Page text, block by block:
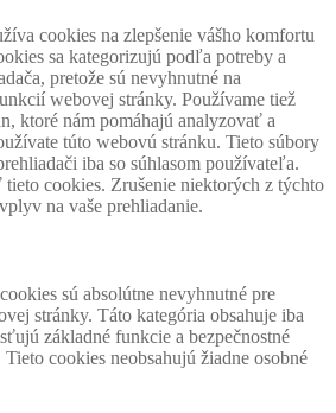
cookies na zlepšenie vášho komfortu
sa kategorizujú podľa potreby a
pretože sú nevyhnutné na
webovej stránky. Používame tiež
ktoré nám pomáhajú analyzovať a
túto webovú stránku. Tieto súbory
iba so súhlasom používateľa.
cookies. Zrušenie niektorých z týchto
na vaše prehliadanie.
sú absolútne nevyhnutné pre
stránky. Táto kategória obsahuje iba
základné funkcie a bezpečnostné
cookies neobsahujú žiadne osobné